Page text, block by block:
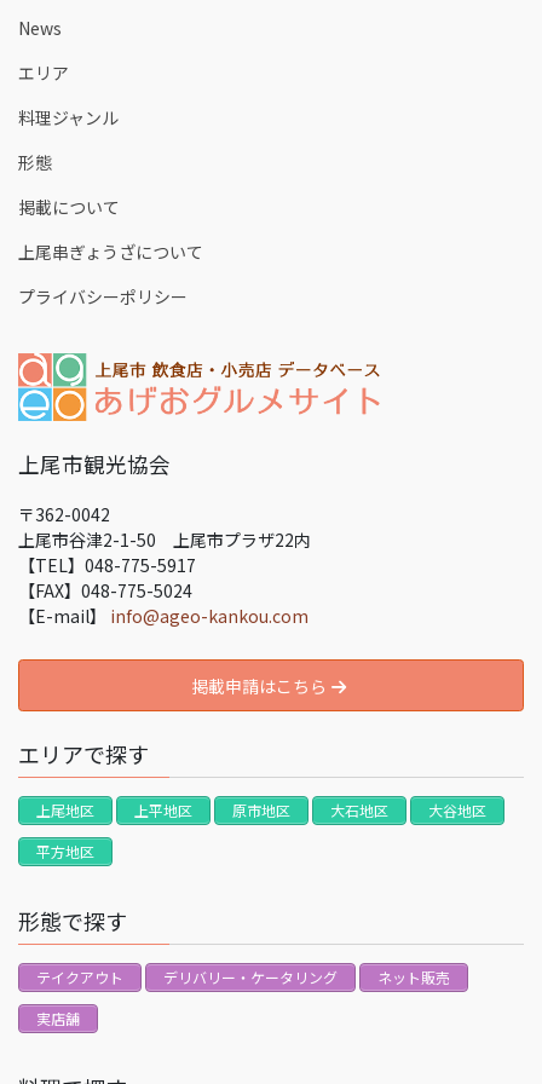
News
エリア
料理ジャンル
形態
掲載について
上尾串ぎょうざについて
プライバシーポリシー
上尾市観光協会
〒362-0042
上尾市谷津2-1-50 上尾市プラザ22内
【TEL】048-775-5917
【FAX】048-775-5024
【E-mail】 info@ageo-kankou.com
掲載申請はこちら
エリアで探す
上尾地区 上平地区 原市地区 大石地区
大谷地区
平方地区
形態で探す
テイクアウト デリバリー・ケータリング
ネット販売
実店舗